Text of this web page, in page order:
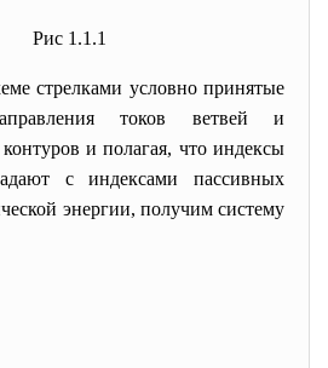
Рис 1.1.1
стрелками условно принятые
токов ветвей и
и полагая, что индексы
с индексами пассивных
энергии, получим систему